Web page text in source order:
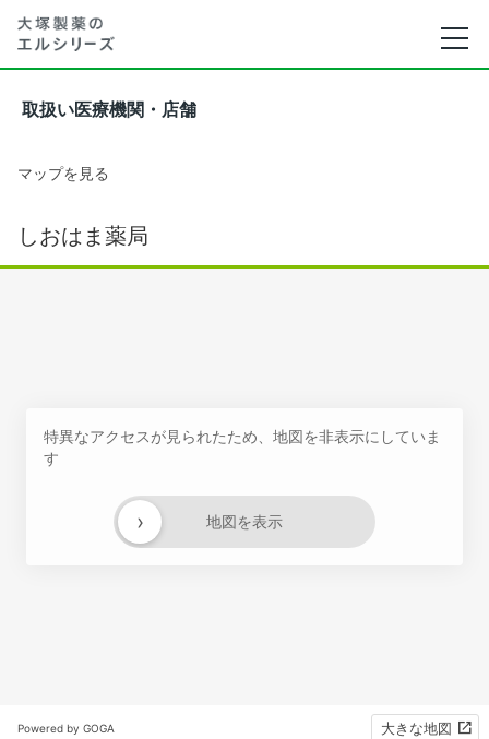
取扱い医療機関・店舗
マップを見る
しおはま薬局
特異なアクセスが見られたため、地図を非表示にしていま
す
地図を表示
›
Powered by GOGA 大きな地図